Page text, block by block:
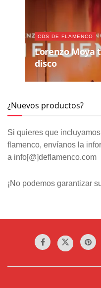
CDS DE FLAMENCO
Lorenzo Moya
disco
¿Nuevos productos?
Si quieres que
flamenco, envíanos la
a info[@]deflamenco.com
¡No podemos garantizar